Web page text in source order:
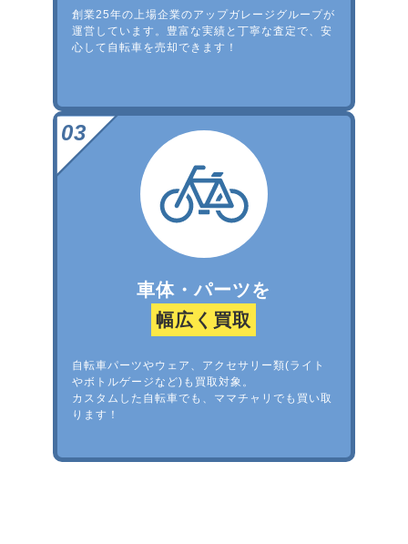
創業25年の上場企業のアップガレージグループが
運営しています。豊富な実績と丁寧な査定で、安
心して自転車を売却できます！
車体・パーツを
幅広く買取
自転車パーツやウェア、アクセサリー類(ライト
やボトルゲージなど)も買取対象。
カスタムした自転車でも、ママチャリでも買い取
ります！